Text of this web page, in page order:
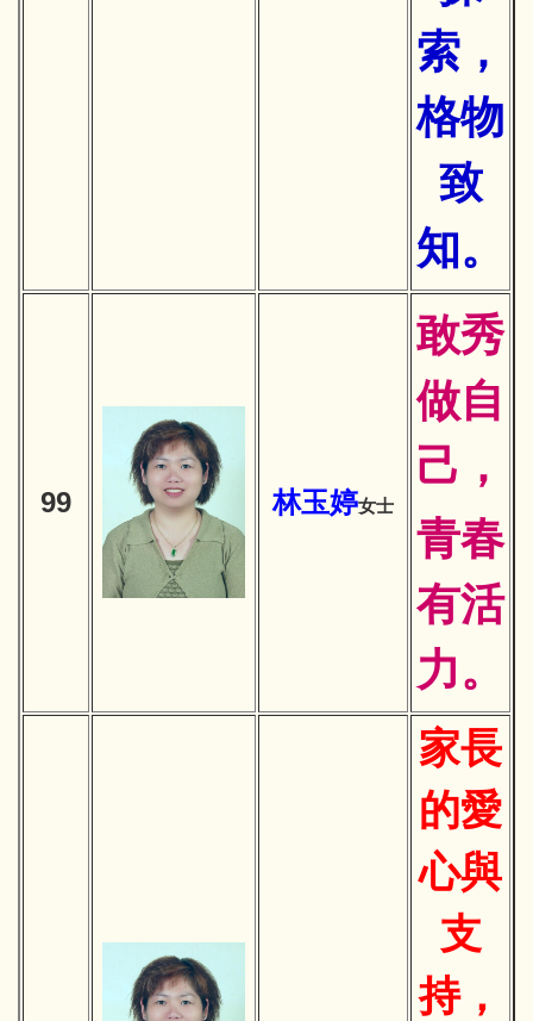
索，
格物
致
知。
99 林玉婷女士
敢秀
做自
己，
青春
有活
力。
家長
的愛
心與
支
持，